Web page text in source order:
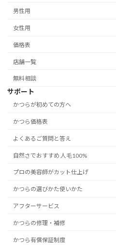
男性用
女性用
価格表
店舗一覧
無料相談
サポート
かつらが初めての方へ
かつら価格表
よくあるご質問と答え
自然さでおすすめ 人毛100%
プロの美容師がカット仕上げ
かつらの選びかた使いかた
アフターサービス
かつらの修理・補修
かつら有償保証制度